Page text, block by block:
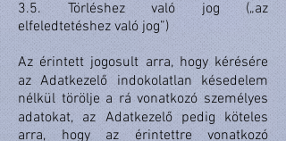
3.5. Törléshez való jog („az
elfeledtetéshez való jog”)
Az érintett jogosult arra, hogy kérésére
az Adatkezelő indokolatlan késedelem
nélkül törölje a rá vonatkozó személyes
adatokat, az Adatkezelő pedig köteles
arra, hogy az érintettre vonatkozó